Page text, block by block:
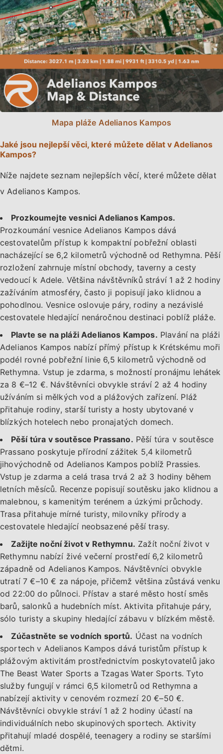
Mapa pláže Adelianos Kampos
Jaké jsou nejlepší věci, které můžete dělat v Adelianos
Kampos?
Níže najdete seznam nejlepších věcí, které můžete dělat
v Adelianos Kampos.
Prozkoumejte vesnici Adelianos Kampos.
Prozkoumání vesnice Adelianos Kampos dává
cestovatelům přístup k kompaktní pobřežní oblasti
nacházející se 6,2 kilometrů východně od Rethymna. Pěší
rozložení zahrnuje místní obchody, taverny a cesty
vedoucí k Adele. Většina návštěvníků stráví 1 až 2 hodiny
zažíváním atmosféry, často ji popisují jako klidnou a
pohodlnou. Vesnice oslovuje páry, rodiny a nezávislé
cestovatele hledající nenáročnou destinaci poblíž pláže.
Plavte se na pláži Adelianos Kampos. Plavání na pláži
Adelianos Kampos nabízí přímý přístup k Krétskému moři
podél rovné pobřežní linie 6,5 kilometrů východně od
Rethymna. Vstup je zdarma, s možností pronájmu lehátek
za 8 €–12 €. Návštěvníci obvykle stráví 2 až 4 hodiny
užíváním si mělkých vod a plážových zařízení. Pláž
přitahuje rodiny, starší turisty a hosty ubytované v
blízkých hotelech nebo pronajatých domech.
Pěší túra v soutěsce Prassano. Pěší túra v soutěsce
Prassano poskytuje přírodní zážitek 5,4 kilometrů
jihovýchodně od Adelianos Kampos poblíž Prassies.
Vstup je zdarma a celá trasa trvá 2 až 3 hodiny během
letních měsíců. Recenze popisují soutěsku jako klidnou a
malebnou, s kamenitým terénem a úzkými průchody.
Trasa přitahuje mírné turisty, milovníky přírody a
cestovatele hledající neobsazené pěší trasy.
Zažijte noční život v Rethymnu. Zažít noční život v
Rethymnu nabízí živé večerní prostředí 6,2 kilometrů
západně od Adelianos Kampos. Návštěvníci obvykle
utratí 7 €–10 € za nápoje, přičemž většina zůstává venku
od 22:00 do půlnoci. Přístav a staré město hostí směs
barů, salonků a hudebních míst. Aktivita přitahuje páry,
sólo turisty a skupiny hledající zábavu v blízkém městě.
Zúčastněte se vodních sportů. Účast na vodních
sportech v Adelianos Kampos dává turistům přístup k
plážovým aktivitám prostřednictvím poskytovatelů jako
The Beast Water Sports a Tzagas Water Sports. Tyto
služby fungují v rámci 6,5 kilometrů od Rethymna a
nabízejí aktivity v cenovém rozmezí 20 €–50 €.
Návštěvníci obvykle stráví 1 až 2 hodiny účastí na
individuálních nebo skupinových sportech. Aktivity
přitahují mladé dospělé, teenagery a rodiny se staršími
dětmi.